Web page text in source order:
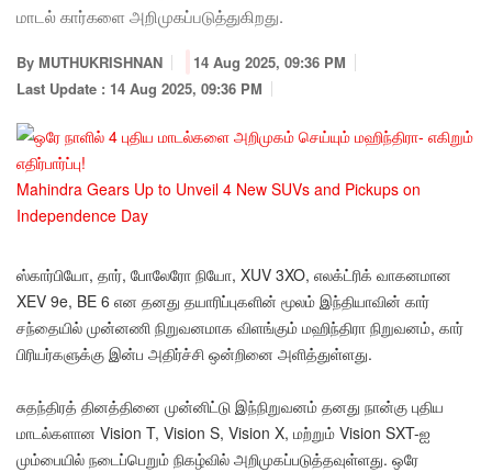
மாடல் கார்களை அறிமுகப்படுத்துகிறது.
By MUTHUKRISHNAN
14 Aug 2025, 09:36 PM
Last Update : 14 Aug 2025, 09:36 PM
Mahindra Gears Up to Unveil 4 New SUVs and Pickups on
Independence Day
ஸ்கார்பியோ, தார், போலேரோ நியோ, XUV 3XO, எலக்ட்ரிக் வாகனமான
XEV 9e, BE 6 என தனது தயாரிப்புகளின் மூலம் இந்தியாவின் கார்
சந்தையில் முன்னணி நிறுவனமாக விளங்கும் மஹிந்திரா நிறுவனம், கார்
பிரியர்களுக்கு இன்ப அதிர்ச்சி ஒன்றினை அளித்துள்ளது.
சுதந்திரத் தினத்தினை முன்னிட்டு இந்நிறுவனம் தனது நான்கு புதிய
மாடல்களான Vision T, Vision S, Vision X, மற்றும் Vision SXT-ஐ
மும்பையில் நடைப்பெறும் நிகழ்வில் அறிமுகப்படுத்தவுள்ளது. ஒரே